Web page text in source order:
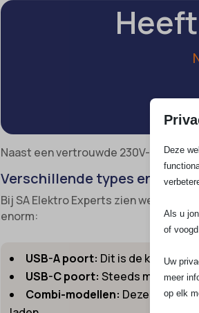
Naast een vertrouwde 230V-
Verschillende types en
Bij SA Elektro Experts zien we dat
enorm:
USB-A poort: Dit is de klassieke
USB-C poort: Steeds meer
Combi-modellen: Deze
Deze
Als u
of
Uw
meer
op elk